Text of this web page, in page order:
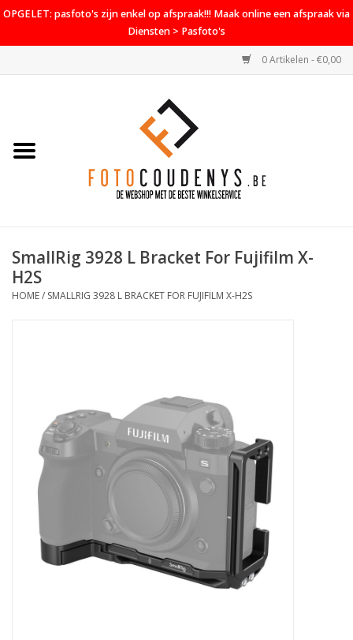
OPGELET: pasfoto's zijn enkel op afspraak!!! Maak online een afspraak via
Diensten > Pasfoto's
0 Artikelen - €0,00
Home
PROMO
Diensten
SmallRig 3928 L Bracket For Fujifilm X-
H2S
HOME/ SMALLRIG 3928 L BRACKET FOR FUJIFILM X-H2S